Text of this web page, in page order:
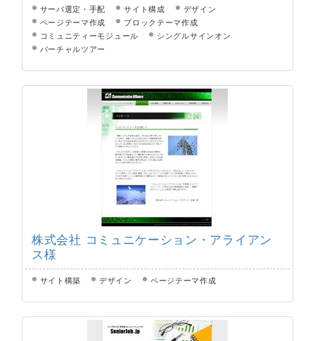
サーバ選定・手配 サイト構成
デザイン
ページテーマ作成
ブロックテーマ作成
コミュニティーモジュール
シングルサインオン
バーチャルツアー
株式会社 コミュニケーション・アライアン
ス様
サイト構築 デザイン ページテーマ作成